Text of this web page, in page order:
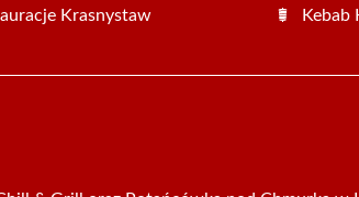
Krasnystaw Kebab